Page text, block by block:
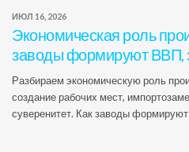
ИЮЛ 16, 2026
Экономическая роль
заводы формируют ВВП,
технологический
Разбираем экономическую роль
создание рабочих мест,
суверенитет. Как заводы